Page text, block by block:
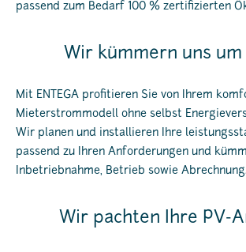
passend zum Bedarf 100 % zertifizierten
Wir kümmern uns um
Mit ENTEGA profitieren Sie von Ihrem
Mieterstrommodell ohne selbst
Wir planen und installieren Ihre
passend zu Ihren Anforderungen und
Inbetriebnahme, Betrieb sowie
Wir pachten Ihre PV-